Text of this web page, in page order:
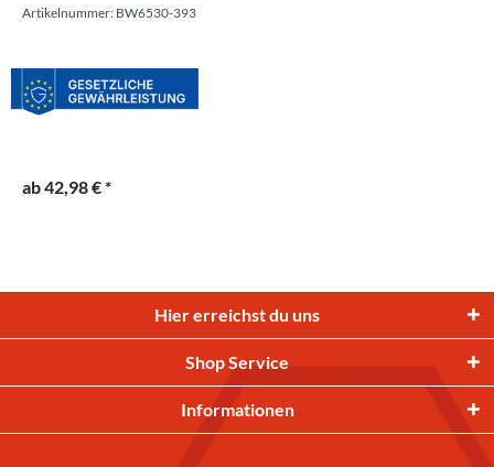
Artikelnummer: BW6530-393
ab 42,98 € *
Hier erreichst du uns
Shop Service
Informationen